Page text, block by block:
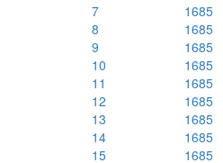
7
1685
8
1685
9
1685
10
1685
11
1685
12
1685
13
1685
14
1685
15
1685